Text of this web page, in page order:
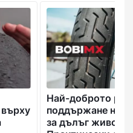
Най-доброто
поддържане на
за дълъг живот: